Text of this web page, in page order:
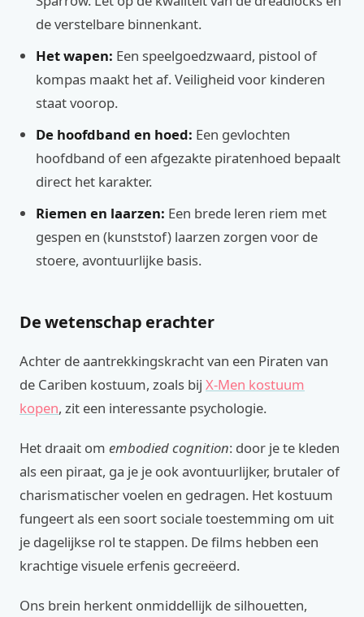
de verstelbare binnenkant.
Het wapen: Een speelgoedzwaard, pistool of
kompas maakt het af. Veiligheid voor kinderen
staat voorop.
De hoofdband en hoed: Een gevlochten
hoofdband of een afgezakte piratenhoed bepaalt
direct het karakter.
Riemen en laarzen: Een brede leren riem met
gespen en (kunststof) laarzen zorgen voor de
stoere, avontuurlijke basis.
De wetenschap erachter
Achter de aantrekkingskracht van een Piraten van
de Cariben kostuum, zoals bij X-Men kostuum
kopen, zit een interessante psychologie.
Het draait om embodied cognition: door je te kleden
als een piraat, ga je je ook avontuurlijker, brutaler of
charismatischer voelen en gedragen. Het kostuum
fungeert als een soort sociale toestemming om uit
je dagelijkse rol te stappen. De films hebben een
krachtige visuele erfenis gecreëerd.
Ons brein herkent onmiddellijk de silhouetten,